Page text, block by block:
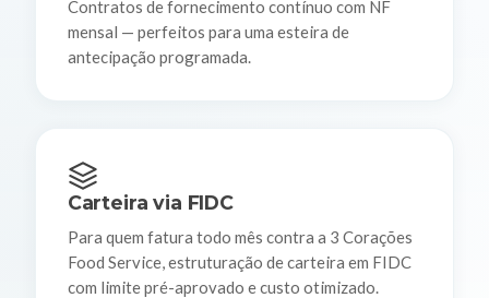
Contratos de fornecimento contínuo com NF
mensal — perfeitos para uma esteira de
antecipação programada.
Carteira via FIDC
Para quem fatura todo mês contra a 3 Corações
Food Service, estruturação de carteira em FIDC
com limite pré-aprovado e custo otimizado.